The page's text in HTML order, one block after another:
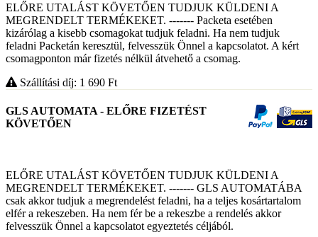
ELŐRE UTALÁST KÖVETŐEN TUDJUK KÜLDENI A
MEGRENDELT TERMÉKEKET. ------- Packeta esetében
kizárólag a kisebb csomagokat tudjuk feladni. Ha nem tudjuk
feladni Packetán keresztül, felvesszük Önnel a kapcsolatot. A kért
csomagponton már fizetés nélkül átvehető a csomag.
Szállítási díj: 1 690 Ft
GLS AUTOMATA - ELŐRE FIZETÉST
KÖVETŐEN
ELŐRE UTALÁST KÖVETŐEN TUDJUK KÜLDENI A
MEGRENDELT TERMÉKEKET. ------- GLS AUTOMATÁBA
csak akkor tudjuk a megrendelést feladni, ha a teljes kosártartalom
elfér a rekeszeben. Ha nem fér be a rekeszbe a rendelés akkor
felvesszük Önnel a kapcsolatot egyeztetés céljából.